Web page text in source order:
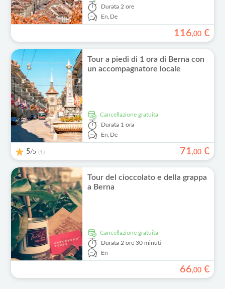
Durata 2 ore
En,De
116,00 €
Tour a piedi di 1 ora di Berna con
un accompagnatore locale
Cancellazione gratuita
Durata 1 ora
En,De
5/5 (1) 71,00 €
Tour del cioccolato e della grappa
a Berna
Cancellazione gratuita
Durata 2 ore 30 minuti
En
66,00 €